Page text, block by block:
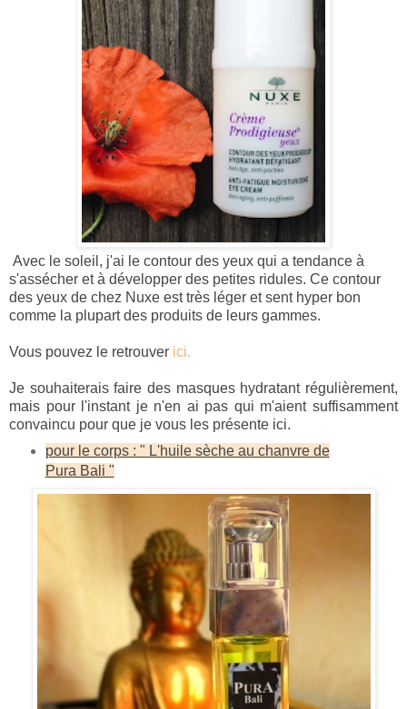
Avec le soleil, j'ai le contour des yeux qui a tendance à
s'assécher et à développer des petites ridules. Ce contour
des yeux de chez Nuxe est très léger et sent hyper bon
comme la plupart des produits de leurs gammes.
Vous pouvez le retrouver ici.
Je souhaiterais faire des masques hydratant régulièrement,
mais pour l'instant je n'en ai pas qui m'aient suffisamment
convaincu pour que je vous les présente ici.
pour le corps : " L'huile sèche au chanvre de
Pura Bali "